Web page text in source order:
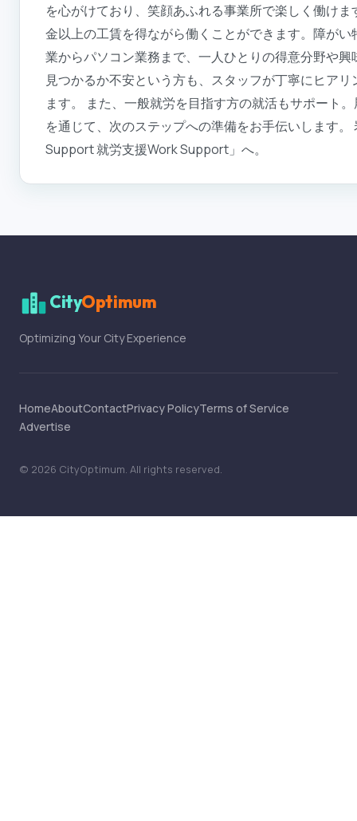
を心がけており、笑顔あふれる事業所で楽しく働け
金以上の工賃を得ながら働くことができます。障が
業からパソコン業務まで、一人ひとりの得意分野や
見つかるか不安という方も、スタッフが丁寧にヒア
ます。 また、一般就労を目指す方の就活もサポート
を通じて、次のステップへの準備をお手伝いします
Support 就労支援Work Support」へ。
CityOptimum
Optimizing Your City Experience
HomeAboutContactPrivacy PolicyTerms of Service
Advertise
© 2026 CityOptimum. All rights reserved.